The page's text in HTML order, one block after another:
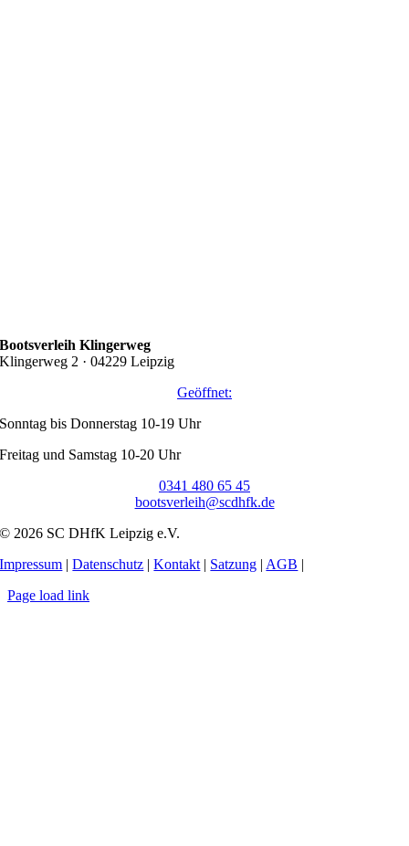
Bootsverleih Klingerweg
Klingerweg 2 · 04229 Leipzig
Geöffnet:
Sonntag bis Donnerstag 10-19 Uhr
Freitag und Samstag 10-20 Uhr
0341 480 65 45
bootsverleih@scdhfk.de
© 2026 SC DHfK Leipzig e.V.
Impressum |Datenschutz |Kontakt | Satzung | AGB |
Page load link